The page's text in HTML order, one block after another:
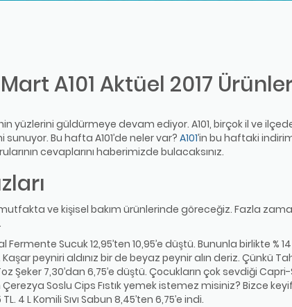
A101 Aktüel 2017
yüzlerini güldürmeye devam ediyor. A101, birçok il ve
Bu hafta A101’de neler var? A101’in bu haftaki
cevaplarını haberimizde bulacaksınız.
mutfakta ve kişisel bakım ürünlerinde göreceğiz. Fazla
Fermente Sucuk 12,95’ten 10,95’e düştü. Bununla birlikte %
Kaşar peyniri aldınız bir de beyaz peynir alın deriz. Çünkü
Toz Şeker 7,30’dan 6,75’e düştü. Çocukların çok sevdiği
Soslu Cips Fıstık yemek istemez misiniz? Bizce
4 L Komili Sıvı Sabun 8,45’ten 6,75’e indi.